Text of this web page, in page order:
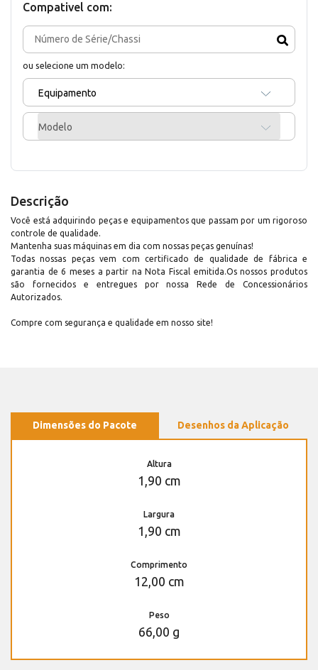
Compativel com:
ou selecione um modelo:
Equipamento
Modelo
Descrição
Você está adquirindo peças e equipamentos que passam por um rigoroso
controle de qualidade.
Mantenha suas máquinas em dia com nossas peças genuínas!
Todas nossas peças vem com certificado de qualidade de fábrica e
garantia de 6 meses a partir na Nota Fiscal emitida.Os nossos produtos
são fornecidos e entregues por nossa Rede de Concessionários
Autorizados.
Compre com segurança e qualidade em nosso site!
Dimensões do Pacote Desenhos da Aplicação
Altura
1,90 cm
Largura
1,90 cm
Comprimento
12,00 cm
Peso
66,00 g